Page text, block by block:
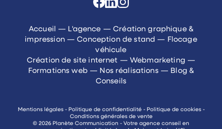
Accueil — L'agence —Création graphique &
impression—Conception de stand — Flocage
véhicule
Création de site internet — Webmarketing —
Formations web— Nos réalisations— Blog &
Conseils
Mentions légales- Politique de confidentialité- Politique de cookies-
Conditions générales de vente
© 2026 Planète Communication - Votre agence conseil en